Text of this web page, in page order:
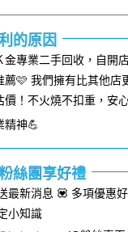
的原因
金專業二手回收，自開
薦🩷 我們擁有比其他店
價！不火燒不扣重，安
精神💪
絲團享好禮
最新消息 💟 多項優惠
小知識